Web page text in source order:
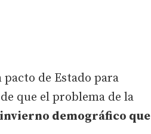
de Estado para
que el problema de la
invierno demográfico que